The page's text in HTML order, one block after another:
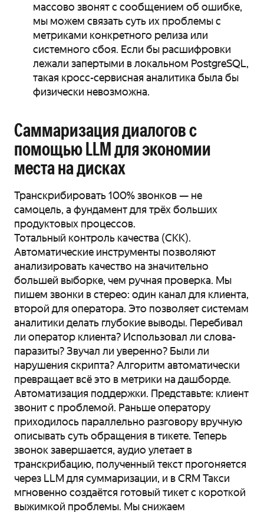
массово звонят с сообщением об ошибке,
мы можем связать суть их проблемы с
метриками конкретного релиза или
системного сбоя. Если бы расшифровки
лежали запертыми в локальном PostgreSQL,
такая кросс-сервисная аналитика была бы
физически невозможна.
Саммаризация диалогов с
помощью LLM для экономии
места на дисках
Транскрибировать 100% звонков — не
самоцель, а фундамент для трёх больших
продуктовых процессов.
Тотальный контроль качества (СКК).
Автоматические инструменты позволяют
анализировать качество на значительно
большей выборке, чем ручная проверка. Мы
пишем звонки в стерео: один канал для клиента,
второй для оператора. Это позволяет системам
аналитики делать глубокие выводы. Перебивал
ли оператор клиента? Использовал ли слова-
паразиты? Звучал ли уверенно? Были ли
нарушения скрипта? Алгоритм автоматически
превращает всё это в метрики на дашборде.
Автоматизация поддержки. Представьте: клиент
звонит с проблемой. Раньше оператору
приходилось параллельно разговору вручную
описывать суть обращения в тикете. Теперь
звонок завершается, аудио улетает в
транскрибацию, полученный текст прогоняется
через LLM для суммаризации, и в CRM Такси
мгновенно создаётся готовый тикет с короткой
выжимкой проблемы. Мы снижаем